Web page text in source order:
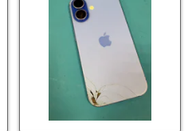
心修理！